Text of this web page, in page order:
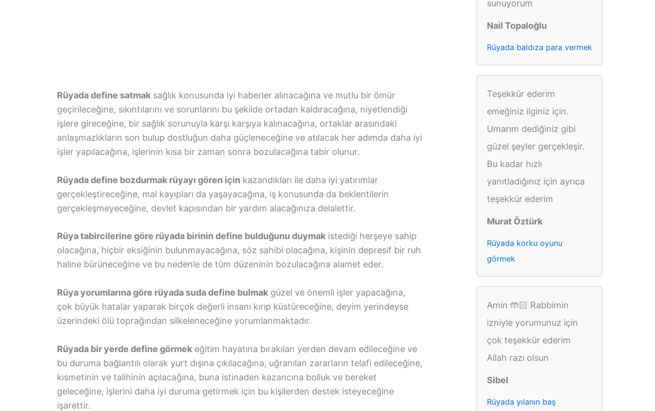
Rüyada define satmak sağlık konusunda iyi haberler alınacağına ve mutlu bir ömür
geçirileceğine, sıkıntılarını ve sorunlarını bu şekilde ortadan kaldıracağına, niyetlendiği
işlere gireceğine, bir sağlık sorunuyla karşı karşıya kalınacağına, ortaklar arasındaki
anlaşmazlıkların son bulup dostluğun daha güçleneceğine ve atılacak her adımda daha iyi
işler yapılacağına, işlerinin kısa bir zaman sonra bozulacağına tabir olunur.
Rüyada define bozdurmak rüyayı gören için kazandıkları ile daha iyi yatırımlar
gerçekleştireceğine, mal kayıpları da yaşayacağına, iş konusunda da beklentilerin
gerçekleşmeyeceğine, devlet kapısından bir yardım alacağınıza delalettir.
Rüya tabircilerine göre rüyada birinin define bulduğunu duymak istediği herşeye sahip
olacağına, hiçbir eksiğinin bulunmayacağına, söz sahibi olacağına, kişinin depresif bir ruh
haline bürüneceğine ve bu nedenle de tüm düzeninin bozulacağına alamet eder.
Rüya yorumlarına göre rüyada suda define bulmak güzel ve önemli işler yapacağına,
çok büyük hatalar yaparak birçok değerli insanı kırıp küstüreceğine, deyim yerindeyse
üzerindeki ölü toprağından silkeleneceğine yorumlanmaktadır.
Rüyada bir yerde define görmek eğitim hayatına bırakılan yerden devam edileceğine ve
bu duruma bağlantılı olarak yurt dışına çıkılacağına, uğranılan zararların telafi edileceğine,
kısmetinin ve talihinin açılacağına, buna istinaden kazancına bolluk ve bereket
geleceğine, işlerini daha iyi duruma getirmek için bu kişilerden destek isteyeceğine
işarettir.
sunuyorum
Nail Topaloğlu
Rüyada baldıza para vermek
Teşekkür ederim
emeğiniz ilginiz için.
Umarım dediğiniz gibi
güzel şeyler gerçekleşir.
Bu kadar hızlı
yanıtladığınız için ayrıca
teşekkür ederim
Murat Öztürk
Rüyada korku oyunu
görmek
Amin 🤲🏻 Rabbimin
izniyle yorumunuz için
çok teşekkür ederim
Allah razı olsun
Sibel
Rüyada yılanın baş